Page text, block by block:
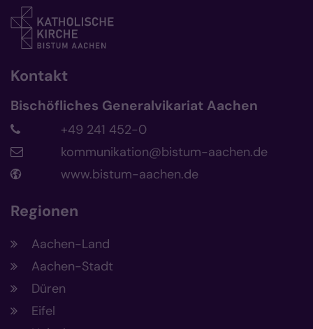
Kontakt
Bischöfliches Generalvikariat Aachen
+49 241 452-0
kommunikation@bistum-aachen.de
www.bistum-aachen.de
Regionen
Aachen-Land
Aachen-Stadt
Düren
Eifel